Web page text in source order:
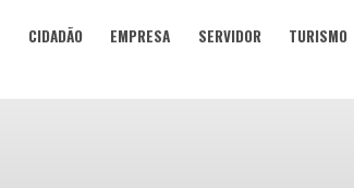
CIDADÃO EMPRESA SERVIDOR TURISMO